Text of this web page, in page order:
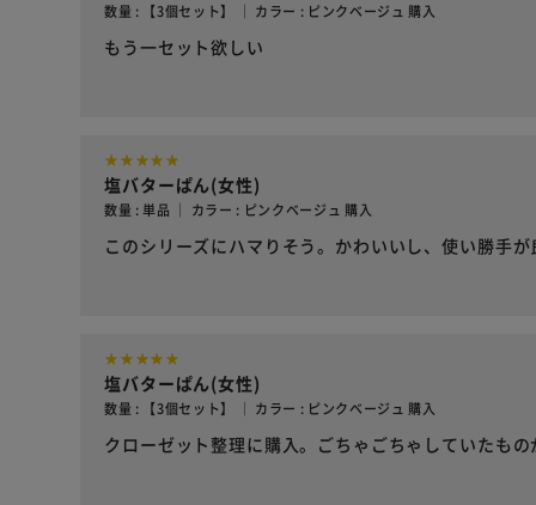
数量 : 【3個セット】 ｜ カラー : ピンクベージュ 購入
もう一セット欲しい
塩バターぱん(女性)
数量 : 単品 ｜ カラー : ピンクベージュ 購入
このシリーズにハマりそう。かわいいし、使い勝手
塩バターぱん(女性)
数量 : 【3個セット】 ｜ カラー : ピンクベージュ 購入
クローゼット整理に購入。ごちゃごちゃしていたも